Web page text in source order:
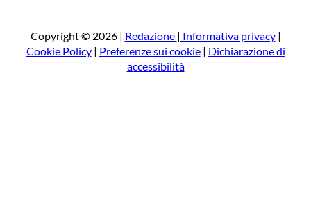
a
Copyright © 2026 | Redazione | Informativa privacy|
Cookie Policy| Preferenze sui cookie| Dichiarazione di
accessibilità